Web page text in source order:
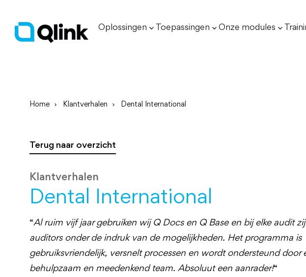
Oplossingen Toepassingen Onze modules
Home Klantverhalen Dental International
Terug naar overzicht
Klantverhalen
Dental International
“Al ruim vijf jaar gebruiken wij Q Docs en Q Base en bij elke audit
auditors onder de indruk van de mogelijkheden. Het programma is
gebruiksvriendelijk, versnelt processen en wordt ondersteund door
behulpzaam en meedenkend team. Absoluut een aanrader!“